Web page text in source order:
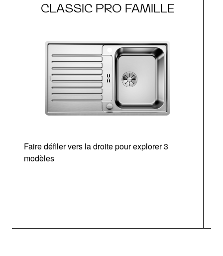
CLASSIC PRO FAMILLE
Faire défiler vers la droite pour explorer 3
modèles